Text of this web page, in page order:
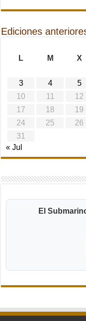
Ediciones
L
M X
3
4 5
10
11 12
17
18 19
24
25 26
31
« Jul
El